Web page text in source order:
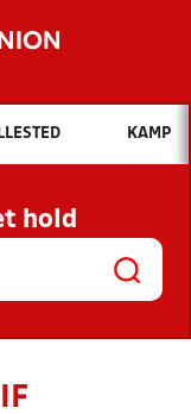
vil du søge efter?
OG NYHEDER
OG
KAMP
hold